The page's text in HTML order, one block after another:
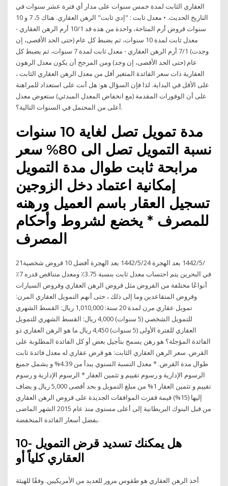
العقاري الثابت لمدة خمس سنوات على مدار أي فترة عشر سنوات في
التاريخ الحديث. • معدل ثابت : "إدي ثابت" الرهن العقاري. هناك 5، 7 و 10
سنوات قروض أرم المتاحة، واحدة من هذه قد 10/1 أرم الرهن العقاري -
معدل ثابت لمدة 10 سنوات، ثم يضبط كل عام (حتى الحد الأقصى، إن
وجدت) 7/1 أرم الرهن العقاري - معدل ثابت لمدة 7 سنوات، ثم يضبط كل
عام (حتى الحد الأقصى، إن وجد) ومن المرجح أن يكون معدل الرهون
العقارية ذات سعر الفائدة المتغير أقل من معدل الرهن العقاري الثابت ،
على الأقل في البداية. لذا فإن السؤال هو: هل أنت على استعداد للمراهنة
على أن الوفورات المقدمة (مع انخفاض المعدل المبدئي) ستعوض معدل
أعلى من المحتمل في السنوات التالية؟.
مدة تمويل تصل لغاية 10 سنوات
نسبة التمويل تصل الى 80% سعر
مرابحة ثابت طوال مدة التمويل
إمكانية اعتماد دخل الزوجين
تسجيل العقار باسم العميل ورهنه
للمصرف * يخضع لشروط وأحكام
المصرف
21‏‏/5‏‏/1442 بعد الهجرة 24‏‏/5‏‏/1442 بعد الهجرة أفضل 10 قروض شخصية
في البحرين يتم احتساب معدل ثابت بنسبة 3.75٪ ومعدل متناقص قدره 7٪
أنواعًا مختلفة من القروض مثل قروض الرهن العقاري وقروض السيارات
وقروض المتقاعدين وما إلى ذلك ، حتى أنهم التمويل العقاري المرن:
تمويل عقاري مرن لمدة 20 سنة: 1,010,000 ريال: القسط الشهري
للتمويل الشخصي (5 سنوات) 4,000 ريال: القسط الشهري للتمويل
العقاري للفترة الأولى (5 سنوات) 4,450 ريال ما هو الرهن العقاري ذو
الفائدة المؤجلة؟ هو رهن يسمح بتأجيل بعض أو كل الفائدة المطلوبة على
القرض. سعر الرهن العقاري الثابت: هو قرض عقاري له معدل فائدة ثابت
طوال مدة القرض. * معدل النسبة السنوي يبدأ من 4.39% و يشمل جميع
الرسوم الإدارية و رسوم تقييم و تثمين العقار * الرسوم الإدارية و رسوم
تقييم و تثمين العقار 1% من مبلغ التمويل و بحد أقصى 5,000 ريال و يضاف
إليها (15%) قيمة قفزت الموافقات الجديدة على قروض الرهن العقاري
من قبل البنوك البريطانية إلى أعلى مستوى منذ عام 2015 الشهر الماضى
بفضل أسعار الفائدة المنخفضة.
10- هل يمكنك تسديد قرض التمويل
أخذ الرهن العقاري هو طقوس مرور للعديد من الأمريكيين. وفقًا للهيئة